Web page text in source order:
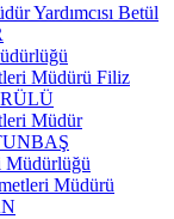
Yardımcısı Betül
Müdürü Filiz
Müdür
Müdürlüğü
Müdürü